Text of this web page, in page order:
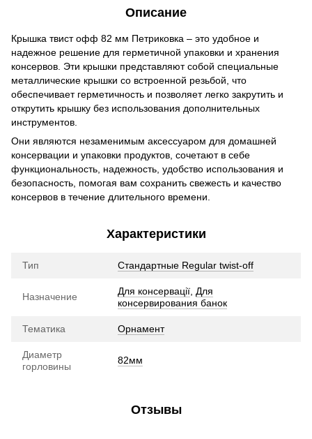
Описание
Крышка твист офф 82 мм Петриковка – это удобное и
надежное решение для герметичной упаковки и хранения
консервов. Эти крышки представляют собой специальные
металлические крышки со встроенной резьбой, что
обеспечивает герметичность и позволяет легко закрутить и
открутить крышку без использования дополнительных
инструментов.
Они являются незаменимым аксессуаром для домашней
консервации и упаковки продуктов, сочетают в себе
функциональность, надежность, удобство использования и
безопасность, помогая вам сохранить свежесть и качество
консервов в течение длительного времени.
Характеристики
Тип Стандартные Regular twist-off
Назначение Для консервації Для
консервирования банок
Тематика Орнамент
Диаметр
горловины
82мм
Отзывы